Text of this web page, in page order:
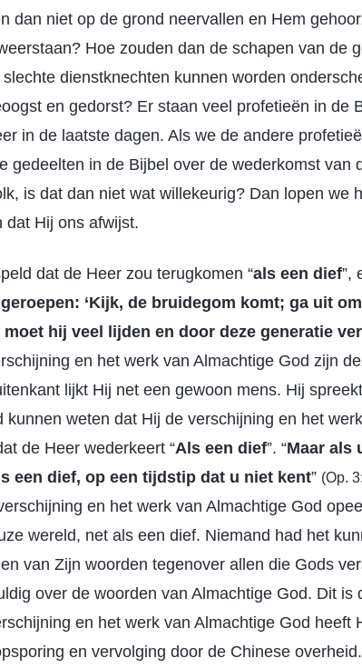
dan niet op de grond neervallen en Hem
Hoe zouden dan de schapen van de
dienstknechten kunnen worden
en gedorst? Er staan veel profetieën in de
in de laatste dagen. Als we de andere
gedeelten in de Bijbel over de wederkomst van
is dat dan niet wat willekeurig? Dan lopen we
dat Hij ons afwijst.
dat de Heer zou terugkomen “als een dief”,
‘Kijk, de bruidegom komt; ga uit
moet hij veel lijden en door deze generatie
en het werk van Almachtige God zijn
lijkt Hij net een gewoon mens. Hij
kunnen weten dat Hij de verschijning en het
de Heer wederkeert “Als een dief”. “Maar als
een dief, op een tijdstip dat u niet kent” (Op.
en het werk van Almachtige God
wereld, net als een dief. Niemand had het
van Zijn woorden tegenover allen die Gods
over de woorden van Almachtige God. Dit is
en het werk van Almachtige God heeft
en vervolging door de Chinese